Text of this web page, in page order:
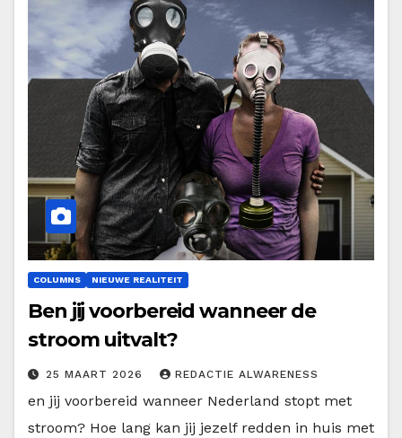
COLUMNS NIEUWE REALITEIT
Ben jij voorbereid wanneer de
stroom uitvalt?
25 MAART 2026 REDACTIE ALWARENESS
en jij voorbereid wanneer Nederland stopt met
stroom? Hoe lang kan jij jezelf redden in huis met